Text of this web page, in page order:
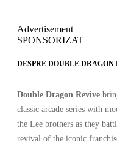
Advertisement
SPONSORIZAT
DESPRE DOUBLE
Double Dragon Revive
classic arcade series with
the Lee brothers as they
revival of the iconic